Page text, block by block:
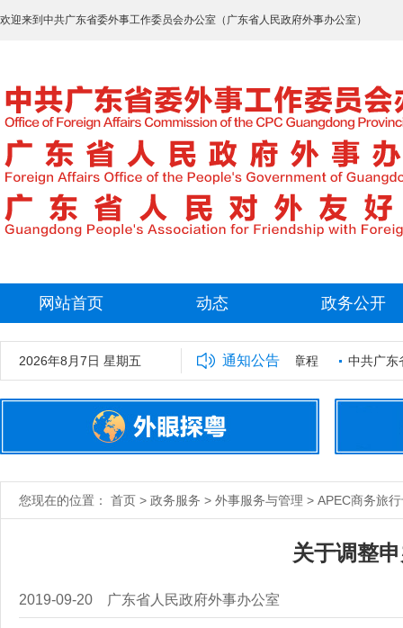
欢迎来到中共广东省委外事工作委员会办公室（广东省人民政府外事办公室）
网站首页 动态 政务公开
2026年8月7日 星期五 通知公告
用工作人员名单公示 广东省外事保障中心章程 中共广东省
您现在的位置： 首页 > 政务服务 > 外事服务与管理 > APEC商务旅
关于调整
2019-09-20 广东省人民政府外事办公室